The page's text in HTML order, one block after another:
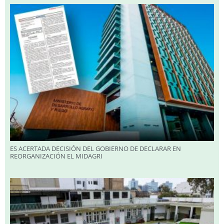
ES ACERTADA DECISIÓN DEL GOBIERNO DE DECLARAR EN
REORGANIZACIÓN EL MIDAGRI